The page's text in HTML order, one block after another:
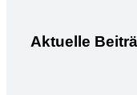
Aktuelle